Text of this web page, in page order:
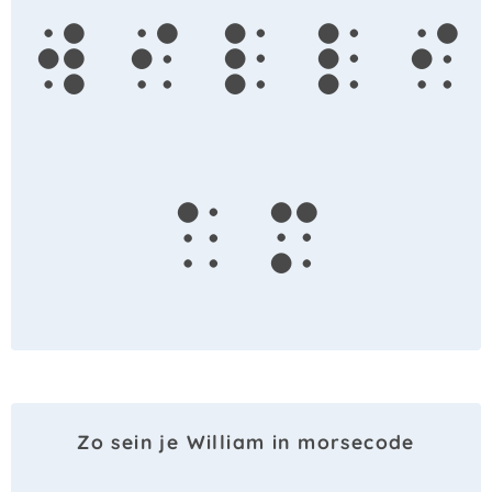
w i l l i
a m
Zo sein je William in morsecode